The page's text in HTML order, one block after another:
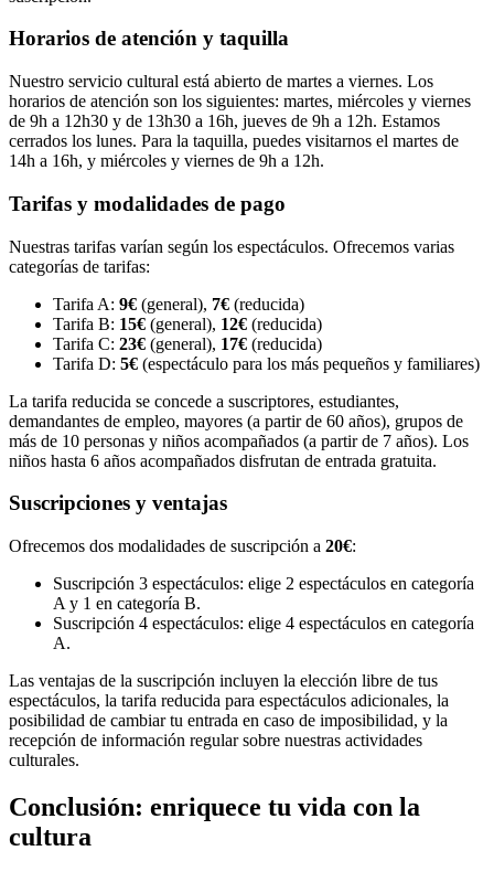
Horarios de atención y taquilla
Nuestro servicio cultural está abierto de martes a viernes. Los
horarios de atención son los siguientes: martes, miércoles y viernes
de 9h a 12h30 y de 13h30 a 16h, jueves de 9h a 12h. Estamos
cerrados los lunes. Para la taquilla, puedes visitarnos el martes de
14h a 16h, y miércoles y viernes de 9h a 12h.
Tarifas y modalidades de pago
Nuestras tarifas varían según los espectáculos. Ofrecemos varias
categorías de tarifas:
Tarifa A: 9€ (general), 7€ (reducida)
Tarifa B: 15€ (general), 12€ (reducida)
Tarifa C: 23€ (general), 17€ (reducida)
Tarifa D: 5€ (espectáculo para los más pequeños y familiares)
La tarifa reducida se concede a suscriptores, estudiantes,
demandantes de empleo, mayores (a partir de 60 años), grupos de
más de 10 personas y niños acompañados (a partir de 7 años). Los
niños hasta 6 años acompañados disfrutan de entrada gratuita.
Suscripciones y ventajas
Ofrecemos dos modalidades de suscripción a 20€:
Suscripción 3 espectáculos: elige 2 espectáculos en categoría
A y 1 en categoría B.
Suscripción 4 espectáculos: elige 4 espectáculos en categoría
A.
Las ventajas de la suscripción incluyen la elección libre de tus
espectáculos, la tarifa reducida para espectáculos adicionales, la
posibilidad de cambiar tu entrada en caso de imposibilidad, y la
recepción de información regular sobre nuestras actividades
culturales.
Conclusión: enriquece tu vida con la
cultura